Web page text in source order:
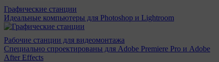
Графические станции
Идеальные компьютеры для Photoshop и Lightroom
Рабочие станции для видеомонтажа
Специально спроектированы для Adobe Premiere Pro и Adobe
After Effects